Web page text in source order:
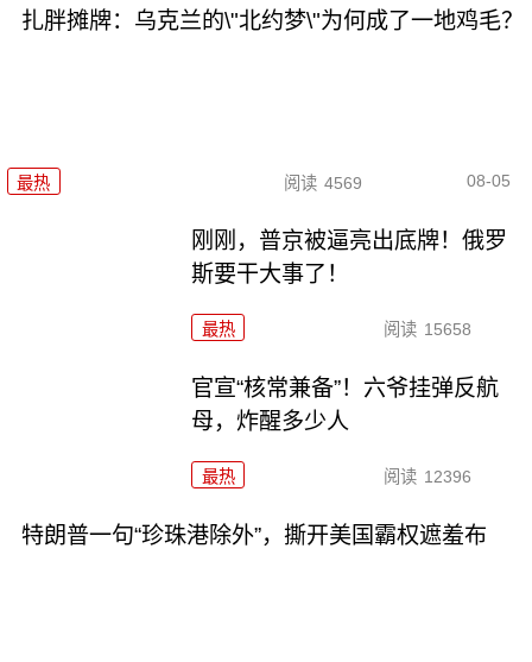
扎胖摊牌：乌克兰的\"北约梦\"为何成了一地鸡毛？
最热 阅读 4569 08-05
刚刚，普京被逼亮出底牌！俄罗
斯要干大事了！
最热 阅读 15658
官宣“核常兼备”！六爷挂弹反航
母，炸醒多少人
最热 阅读 12396
特朗普一句“珍珠港除外”，撕开美国霸权遮羞布